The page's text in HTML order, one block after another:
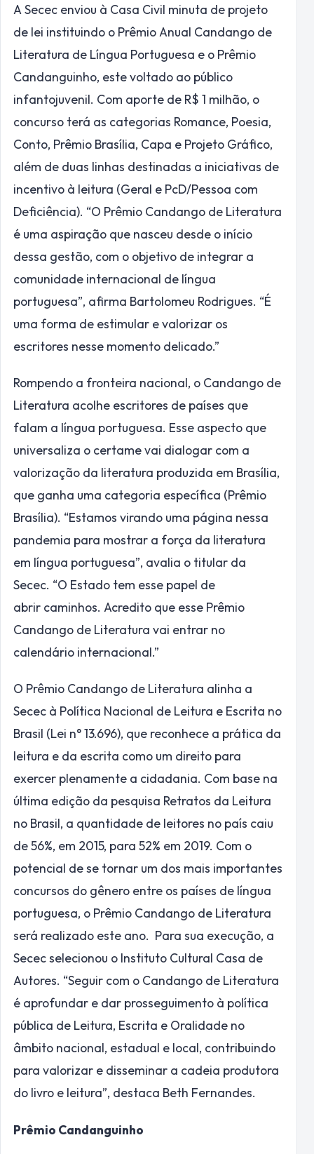
A Secec enviou à Casa Civil minuta de projeto
de lei instituindo o Prêmio Anual Candango de
Literatura de Língua Portuguesa e o Prêmio
Candanguinho, este voltado ao público
infantojuvenil. Com aporte de R$ 1 milhão, o
concurso terá as categorias Romance, Poesia,
Conto, Prêmio Brasília, Capa e Projeto Gráfico,
além de duas linhas destinadas a iniciativas de
incentivo à leitura (Geral e PcD/Pessoa com
Deficiência). “O Prêmio Candango de Literatura
é uma aspiração que nasceu desde o início
dessa gestão, com o objetivo de integrar a
comunidade internacional de língua
portuguesa”, afirma Bartolomeu Rodrigues. “É
uma forma de estimular e valorizar os
escritores nesse momento delicado.”
Rompendo a fronteira nacional, o Candango de
Literatura acolhe escritores de países que
falam a língua portuguesa. Esse aspecto que
universaliza o certame vai dialogar com a
valorização da literatura produzida em Brasília,
que ganha uma categoria específica (Prêmio
Brasília). “Estamos virando uma página nessa
pandemia para mostrar a força da literatura
em língua portuguesa”, avalia o titular da
Secec. “O Estado tem esse papel de
abrir caminhos. Acredito que esse Prêmio
Candango de Literatura vai entrar no
calendário internacional.”
O Prêmio Candango de Literatura alinha a
Secec à Política Nacional de Leitura e Escrita no
Brasil (Lei n° 13.696), que reconhece a prática da
leitura e da escrita como um direito para
exercer plenamente a cidadania. Com base na
última edição da pesquisa Retratos da Leitura
no Brasil, a quantidade de leitores no país caiu
de 56%, em 2015, para 52% em 2019. Com o
potencial de se tornar um dos mais importantes
concursos do gênero entre os países de língua
portuguesa, o Prêmio Candango de Literatura
será realizado este ano. Para sua execução, a
Secec selecionou o Instituto Cultural Casa de
Autores. “Seguir com o Candango de Literatura
é aprofundar e dar prosseguimento à política
pública de Leitura, Escrita e Oralidade no
âmbito nacional, estadual e local, contribuindo
para valorizar e disseminar a cadeia produtora
do livro e leitura”, destaca Beth Fernandes.
Prêmio Candanguinho